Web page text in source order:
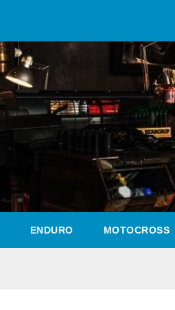
ENDURO MOTOCROSS